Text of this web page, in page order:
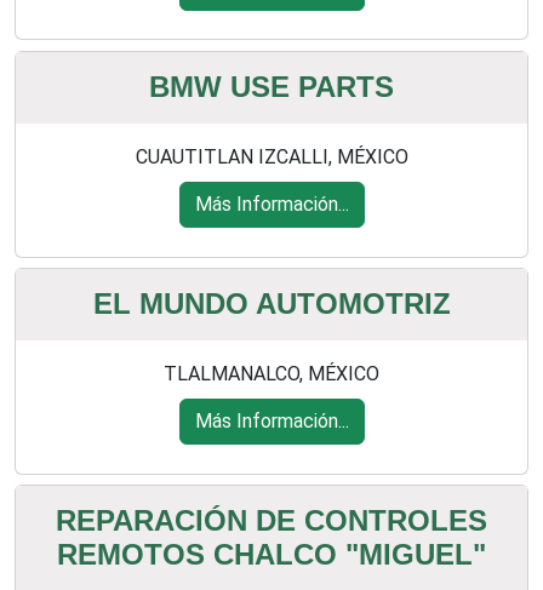
BMW USE PARTS
CUAUTITLAN IZCALLI, MÉXICO
Más Información...
EL MUNDO AUTOMOTRIZ
TLALMANALCO, MÉXICO
Más Información...
REPARACIÓN DE CONTROLES
REMOTOS CHALCO "MIGUEL"